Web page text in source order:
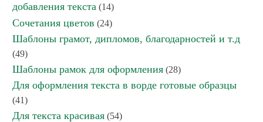
добавления текста (14)
Сочетания цветов (24)
Шаблоны грамот, дипломов, благодарностей и т.д
(49)
Шаблоны рамок для оформления (28)
Для оформления текста в ворде готовые образцы
(41)
Для текста красивая (54)